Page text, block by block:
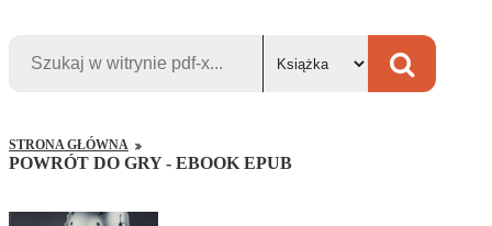
STRONA GŁÓWNA
POWRÓT DO GRY - EBOOK EPUB